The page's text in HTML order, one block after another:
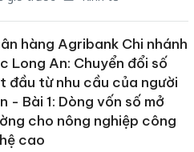
hàng Agribank Chi nhánh
Long An: Chuyển đổi số
đầu từ nhu cầu của người
- Bài 1: Dòng vốn số mở
cho nông nghiệp công
cao